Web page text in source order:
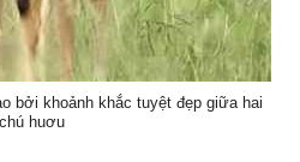
bởi khoảnh khắc tuyệt đẹp giữa hai
chú huơu